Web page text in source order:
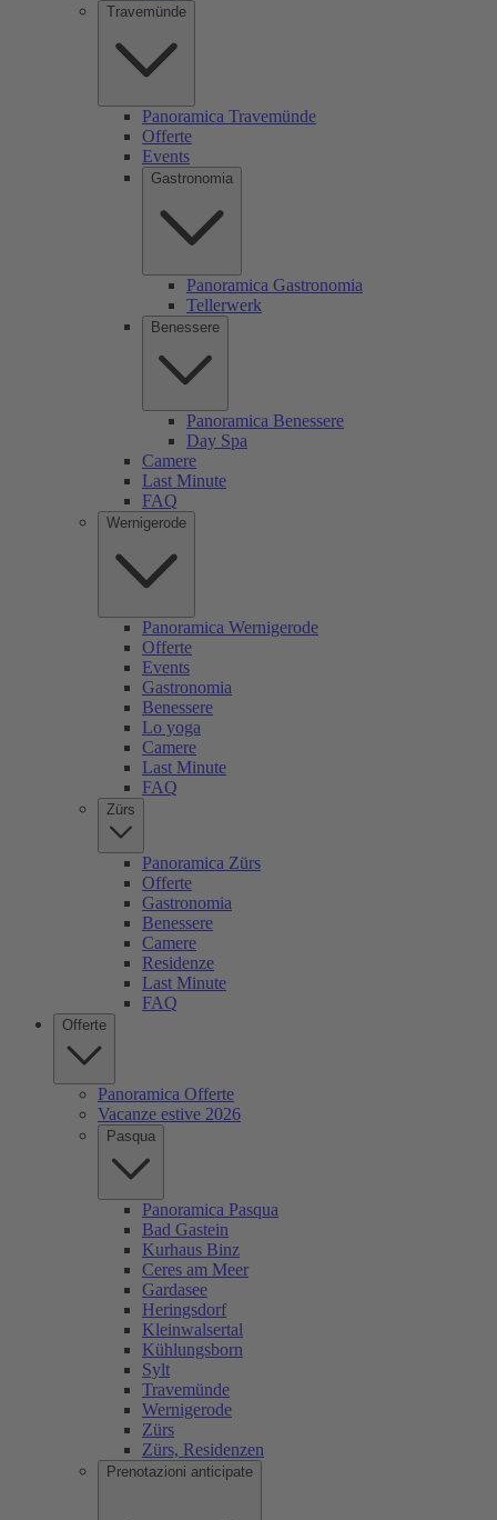
Travemünde
Panoramica Travemünde
Offerte
Events
Gastronomia
Panoramica Gastronomia
Tellerwerk
Benessere
Panoramica Benessere
Day Spa
Camere
Last Minute
FAQ
Wernigerode
Panoramica Wernigerode
Offerte
Events
Gastronomia
Benessere
Lo yoga
Camere
Last Minute
FAQ
Zürs
Panoramica Zürs
Offerte
Gastronomia
Benessere
Camere
Residenze
Last Minute
FAQ
Offerte
Panoramica Offerte
Vacanze estive 2026
Pasqua
Panoramica Pasqua
Bad Gastein
Kurhaus Binz
Ceres am Meer
Gardasee
Heringsdorf
Kleinwalsertal
Kühlungsborn
Sylt
Travemünde
Wernigerode
Zürs
Zürs, Residenzen
Prenotazioni anticipate